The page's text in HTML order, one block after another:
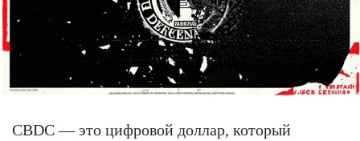
CBDC — это цифровой доллар, который